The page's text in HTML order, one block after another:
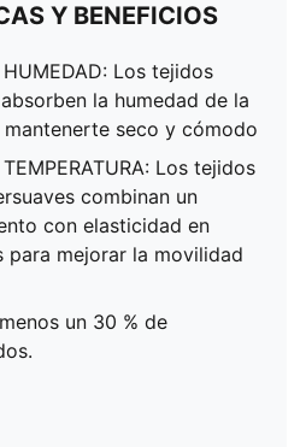
Y BENEFICIOS
Los tejidos
la humedad de la
seco y cómodo
Los tejidos
combinan un
con elasticidad en
para mejorar la movilidad
un 30 % de